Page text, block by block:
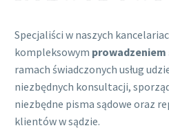
Specjaliści w naszych
kompleksowym
ramach świadczonych usług
niezbędnych konsultacji,
niezbędne pisma sądowe oraz
klientów w sądzie.